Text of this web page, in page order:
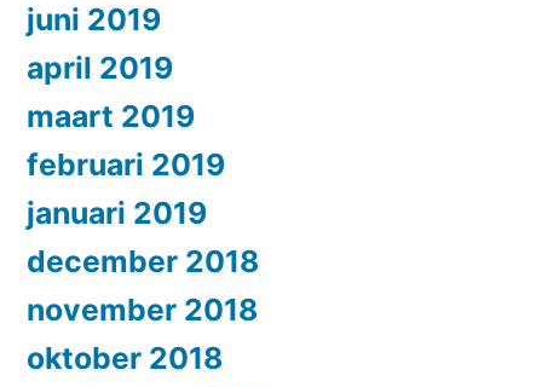
juni 2019
april 2019
maart 2019
februari 2019
januari 2019
december 2018
november 2018
oktober 2018